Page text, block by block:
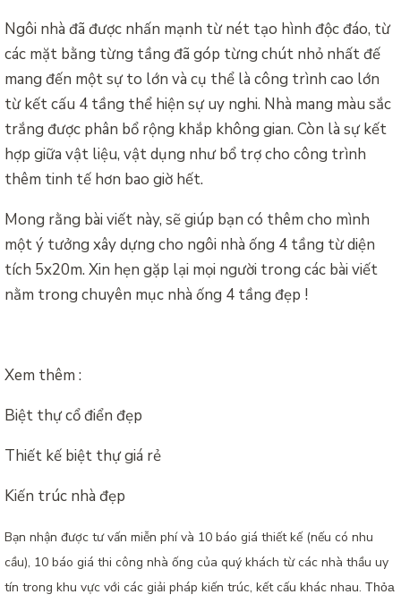
Ngôi nhà đã được nhấn mạnh từ nét tạo hình độc đáo, từ
các mặt bằng từng tầng đã góp từng chút nhỏ nhất đế
mang đến một sự to lớn và cụ thể là công trình cao lớn
từ kết cấu 4 tầng thể hiện sự uy nghi. Nhà mang màu sắc
trắng được phân bổ rộng khắp không gian. Còn là sự kết
hợp giữa vật liệu, vật dụng như bổ trợ cho công trình
thêm tinh tế hơn bao giờ hết.
Mong rằng bài viết này, sẽ giúp bạn có thêm cho mình
một ý tưởng xây dựng cho ngôi nhà ống 4 tầng từ diện
tích 5x20m. Xin hẹn gặp lại mọi người trong các bài viết
nằm trong chuyên mục nhà ống 4 tầng đẹp !
Xem thêm :
Biệt thự cổ điển đẹp
Thiết kế biệt thự giá rẻ
Kiến trúc nhà đẹp
Bạn nhận được tư vấn miễn phí và 10 báo giá thiết kế (nếu có nhu
cầu), 10 báo giá thi công nhà ống của quý khách từ các nhà thầu uy
tín trong khu vực với các giải pháp kiến trúc, kết cấu khác nhau. Thỏa